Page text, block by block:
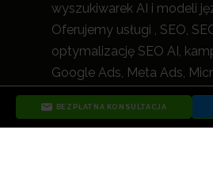
wyszukiwarek AI i modeli
Oferujemy usługi , SEO,
optymalizację SEO AI,
Google Ads, Meta Ads,
Ads), UX i wszystkie inne
nie tylko zwiększają
BEZPŁATNA KONSULTACJA